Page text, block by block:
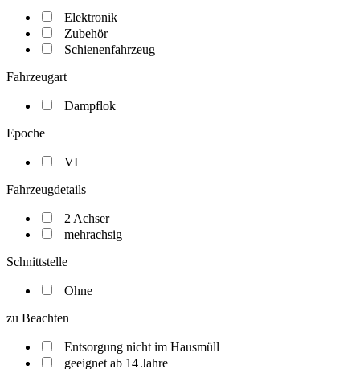
Elektronik
Zubehör
Schienenfahrzeug
Fahrzeugart
Dampflok
Epoche
VI
Fahrzeugdetails
2 Achser
mehrachsig
Schnittstelle
Ohne
zu Beachten
Entsorgung nicht im Hausmüll
geeignet ab 14 Jahre